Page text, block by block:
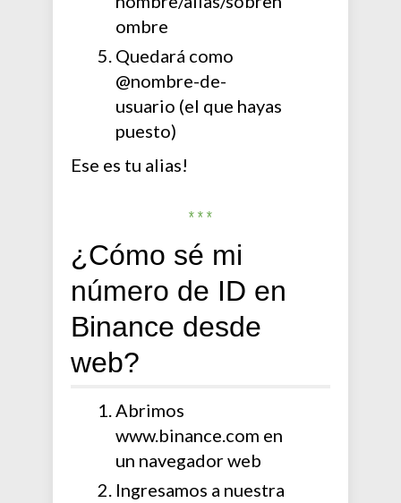
ombre
Quedará como
@nombre-de-
usuario (el que hayas
puesto)
Ese es tu alias!
***
¿Cómo sé mi
número de ID en
Binance desde
web?
Abrimos
www.binance.com en
un navegador web
Ingresamos a nuestra